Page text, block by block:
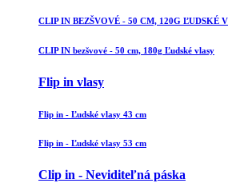
CLIP IN BEZŠVOVÉ - 50 CM, 120G ĽUDSKÉ
CLIP IN bezšvové - 50 cm, 180g Ľudské vlasy
Flip in vlasy
Flip in - Ľudské vlasy 43 cm
Flip in - Ľudské vlasy 53 cm
Clip in - Neviditeľná páska